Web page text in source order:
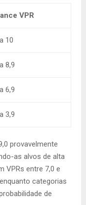
VPR
10
8,9
6,9
3,9
provavelmente
as alvos de alta
VPRs entre 7,0 e
categorias
de